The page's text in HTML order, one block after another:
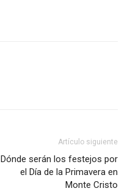
Artículo siguiente
Dónde serán los festejos por
el Día de la Primavera en
Monte Cristo